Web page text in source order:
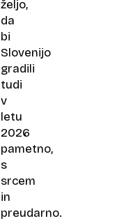
željo,
da
bi
Slovenijo
gradili
tudi
v
letu
2026
pametno,
s
srcem
in
preudarno.